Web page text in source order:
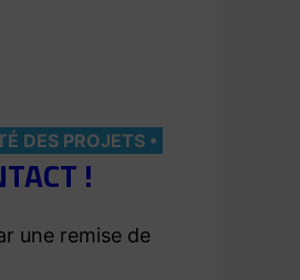
DES PROJETS
!
une remise de